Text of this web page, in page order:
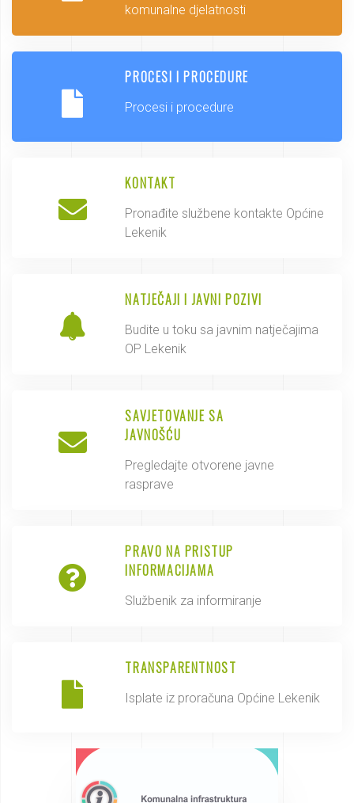
komunalne djelatnosti
PROCESI I PROCEDURE
Procesi i procedure
KONTAKT
Pronađite službene kontakte Općine
Lekenik
NATJEČAJI I JAVNI POZIVI
Budite u toku sa javnim natječajima
OP Lekenik
SAVJETOVANJE SA
JAVNOŠĆU
Pregledajte otvorene javne
rasprave
PRAVO NA PRISTUP
INFORMACIJAMA
Službenik za informiranje
TRANSPARENTNOST
Isplate iz proračuna Općine Lekenik